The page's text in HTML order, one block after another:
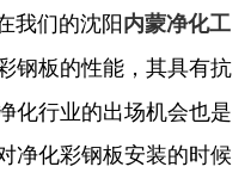
我们的沈阳内蒙净化工
钢板的性能，其具有抗
化行业的出场机会也是
净化彩钢板安装的时候